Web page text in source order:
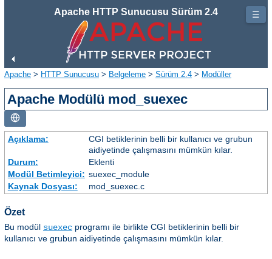
Apache HTTP Sunucusu Sürüm 2.4
Apache > HTTP Sunucusu > Belgeleme > Sürüm 2.4 > Modüller
Apache Modülü mod_suexec
Açıklama:
CGI betiklerinin belli bir kullanıcı ve grubun
aidiyetinde çalışmasını mümkün kılar.
Durum:
Eklenti
Modül Betimleyici: suexec_module
Kaynak Dosyası:
mod_suexec.c
Özet
Bu modül suexec programı ile birlikte CGI betiklerinin belli bir
kullanıcı ve grubun aidiyetinde çalışmasını mümkün kılar.
☰